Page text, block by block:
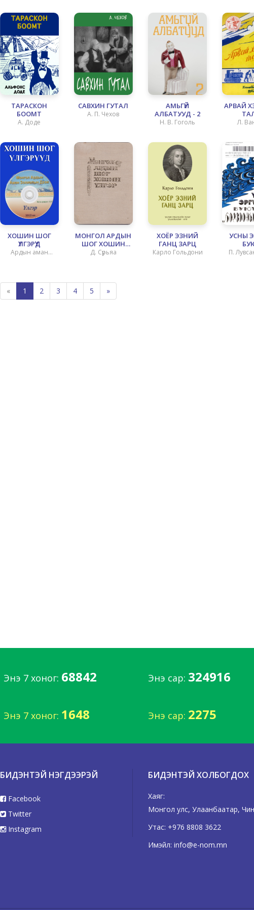
ТАРАСКОН
БООМТ
А. Доде
САВХИН ГУТАЛ
А. П. Чехов
АМЬГҮЙ
АЛБАТУУД - 2
Н. В. Гоголь
АРВАЙ
Л.
ХОШИН ШОГ
ҮЛГЭРҮҮД
Ардын аман
МОНГОЛ АРДЫН
ШОГ ХОШИН
ҮЛГЭР
Д. Сүрьяа
ХОЁР ЭЗНИЙ
ГАНЦ ЗАРЦ
Карло Гольдони
УСНЫ
П.
« 1 2 3 4 5 »
Энэ 7 хоног: 68842 Энэ сар: 324916
Энэ 7 хоног: 1648 Энэ сар: 2275
БИДЭНТЭЙ НЭГДЭЭРЭЙ
Facebook
Twitter
Instagram
БИДЭНТЭЙ ХОЛБОГДОХ
Хаяг:
Монгол улс, Улаанбаатар,
Утас: +976 8808 3622
Имэйл: info@e-nom.mn